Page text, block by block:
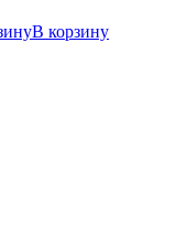
В корзину